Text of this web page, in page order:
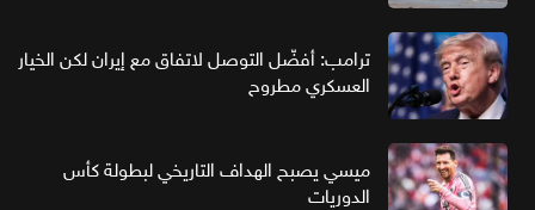
ترامب: أفضّل التوصل لاتفاق مع إيران لكن الخيار
العسكري مطروح
ميسي يصبح الهداف التاريخي لبطولة كأس
الدوريات